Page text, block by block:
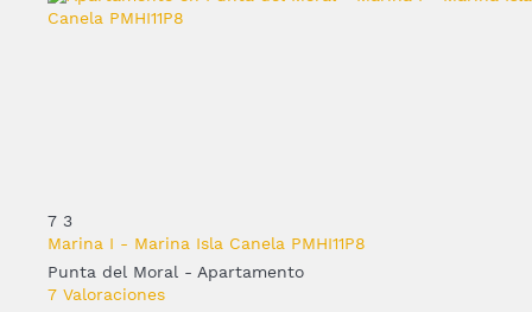
7 3
Marina I - Marina Isla Canela PMHI11P8
Punta del Moral - Apartamento
7 Valoraciones